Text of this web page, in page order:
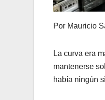
Por Mauricio
La curva era
mantenerse
había ningún